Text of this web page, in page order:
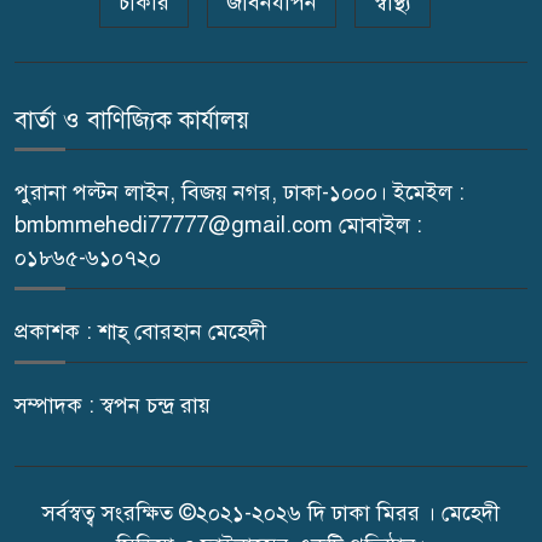
আসাদুজ্জামান আসাদের শুভ জন্মদিন
আজ
শিবপুরে পোল্ট্রি ব্যবসায়ীদের
মানববন্ধন
৮
জগন্নাথ’ ধ্বনিতে মুখর নগরী
৯
বার্তা ও বাণিজ্যিক কার্যালয়
পুরানা পল্টন লাইন, বিজয় নগর, ঢাকা-১০০০। ইমেইল :
bmbmmehedi77777@gmail.com মোবাইল :
০১৮৬৫-৬১০৭২০
প্রকাশক : শাহ্ বোরহান মেহেদী
সম্পাদক : স্বপন চন্দ্র রায়
সর্বস্বত্ব সংরক্ষিত ©২০২১-২০২৬ দি ঢাকা মিরর । মেহেদী